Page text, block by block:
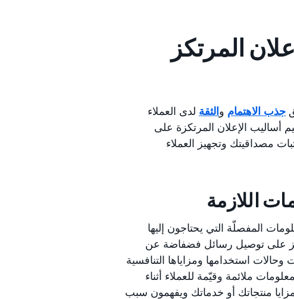
المرتكز
جذب الاهتمام والثقة لدى العملاء
أساليب الإعلان المرتكزة على
مصداقيتك وتجهيز العملاء
اللازمة
المفصلّة التي يحتاجون إليها
على توصيل رسائل فضفاضة عن
استخدامها ومزاياها التنافسية
ملائمة وقيّمة للعملاء أثناء
منتجاتك أو خدماتك ويفهمون سبب